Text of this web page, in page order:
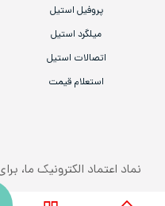
پروفیل استیل
میلگرد استیل
اتصالات استیل
استعلام قیمت
نماد اعتماد الکترونیک